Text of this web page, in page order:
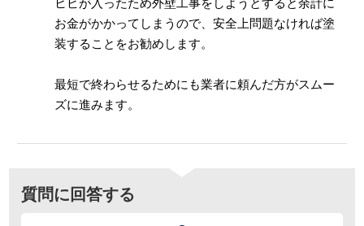
ヒビが入ったため外壁工事をしようとすると余計に
お金がかかってしまうので、安全上問題なければ塗
装することをお勧めします。
最短で終わらせるためにも業者に頼んだ方がスムー
ズに進みます。
質問に回答する